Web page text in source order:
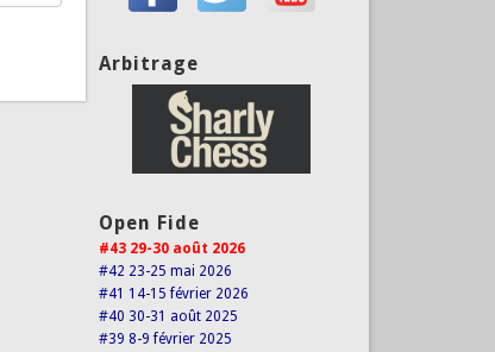
Arbitrage
Open Fide
#43 29-30 août 2026
#42 23-25 mai 2026
#41 14-15 février 2026
#40 30-31 août 2025
#39 8-9 février 2025